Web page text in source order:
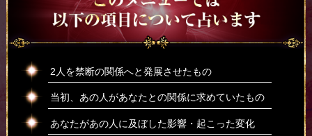
2人を禁断の関係へと発展させたもの
当初、あの人があなたとの関係に求めていたもの
あなたがあの人に及ぼした影響・起こった変化